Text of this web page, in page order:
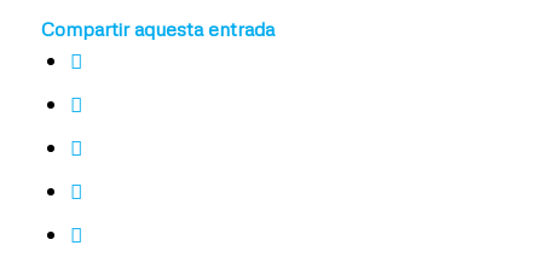
Compartir aquesta entrada